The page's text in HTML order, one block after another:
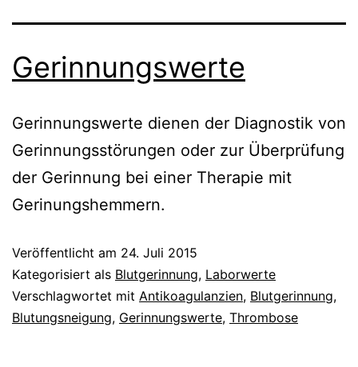
Gerinnungswerte
Gerinnungswerte dienen der Diagnostik von
Gerinnungsstörungen oder zur Überprüfung
der Gerinnung bei einer Therapie mit
Gerinungshemmern.
Veröffentlicht am 24. Juli 2015
Kategorisiert als Blutgerinnung, Laborwerte
Verschlagwortet mit Antikoagulanzien, Blutgerinnung,
Blutungsneigung, Gerinnungswerte, Thrombose